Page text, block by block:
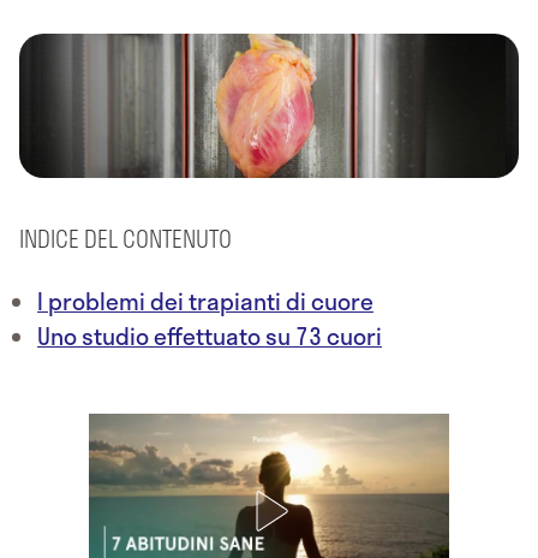
INDICE DEL CONTENUTO
I problemi dei trapianti di cuore
Uno studio effettuato su 73 cuori